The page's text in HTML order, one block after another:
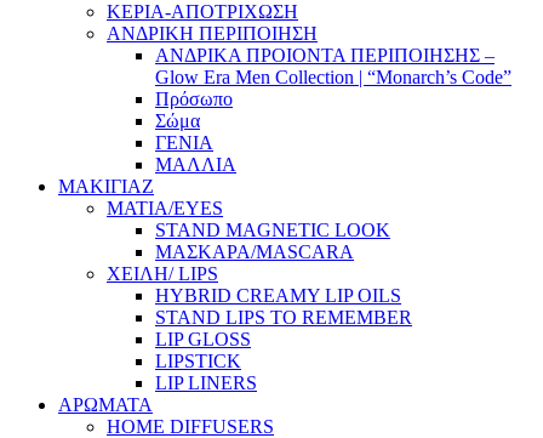
ΚΕΡΙΑ-ΑΠΟΤΡΙΧΩΣΗ
ΑΝΔΡΙΚΗ ΠΕΡΙΠΟΙΗΣΗ
ΑΝΔΡΙΚΑ ΠΡΟΙΟΝΤΑ ΠΕΡΙΠΟΙΗΣΗΣ –
Glow Era Men Collection | “Monarch’s Code”
Πρόσωπο
Σώμα
ΓΕΝΙΑ
ΜΑΛΛΙΑ
ΜΑΚΙΓΙΑΖ
ΜΑΤΙΑ/EYES
STAND MAGNETIC LOOK
ΜΑΣΚΑΡΑ/MASCARA
ΧΕΙΛΗ/ LIPS
HYBRID CREAMY LIP OILS
STAND LIPS TO REMEMBER
LIP GLOSS
LIPSTICK
LIP LINERS
ΑΡΩΜΑΤΑ
HOME DIFFUSERS